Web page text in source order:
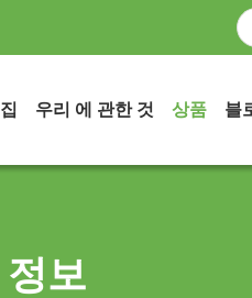
집 우리 에 관한 것 상품 블
보